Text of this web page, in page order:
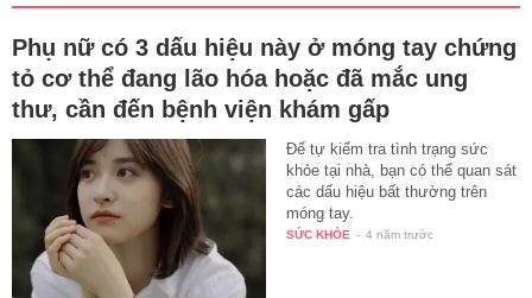
Phụ nữ có 3 dấu hiệu này ở móng tay chứng
tỏ cơ thể đang lão hóa hoặc đã mắc ung
thư, cần đến bệnh viện khám gấp
Để tự kiểm tra tình trạng sức
khỏe tại nhà, bạn có thể quan sát
các dấu hiệu bất thường trên
móng tay.
SỨC KHỎE - 4 năm trước